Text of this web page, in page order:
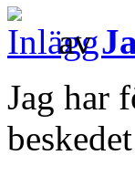
av
Jag har